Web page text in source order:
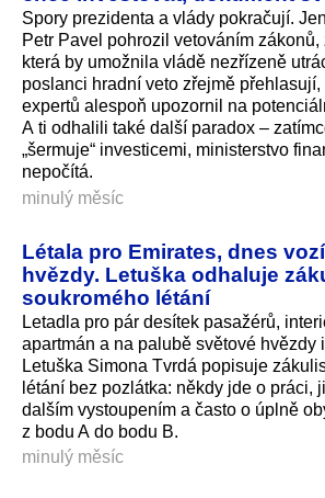
Spory prezidenta a vlády pokračují.
Petr Pavel pohrozil vetováním
která by umožnila vládě nezřízeně
poslanci hradní veto zřejmě
expertů alespoň upozornil na
A ti odhalili také další paradox –
„šermuje“ investicemi, ministerstvo
nepočítá.
minulý měsíc
Létala pro Emirates, dnes
hvězdy. Letuška odhaluje
soukromého létání
Letadla pro pár desítek pasažérů,
apartmán a na palubě světové hvězdy
Letuška Simona Tvrdá popisuje
létání bez pozlátka: někdy jde o práci,
dalším vystoupením a často o úplně
z bodu A do bodu B.
minulý měsíc